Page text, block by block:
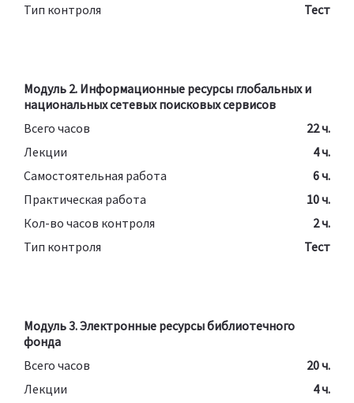
Тип контроля
Тест
Модуль 2. Информационные ресурсы глобальных и
национальных сетевых поисковых сервисов
Всего часов
22 ч.
Лекции
4 ч.
Самостоятельная работа
6 ч.
Практическая работа
10 ч.
Кол-во часов контроля
2 ч.
Тип контроля
Тест
Модуль 3. Электронные ресурсы библиотечного
фонда
Всего часов
20 ч.
Лекции
4 ч.